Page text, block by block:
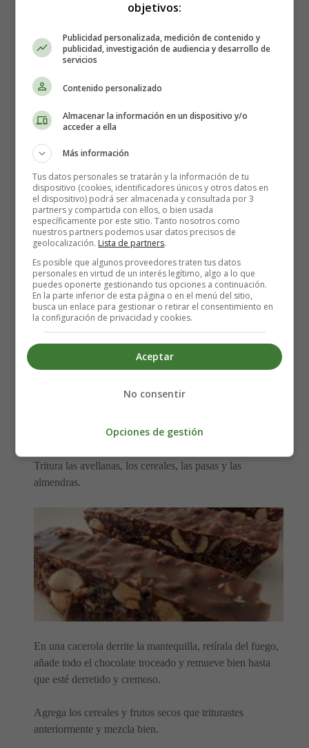
chocolate con leche
y Frutos Secos:
Tritura las avellanas, los cereales, las pasas y las
almendras.
En una cacerola derrite la mantequilla, retírala del fuego,
añade todo el chocolate troceado y remueve bien hasta
que esté derretido y cremoso.
Agrega los cereales y frutos secos que triturastes
anteriormente y mezcla bien.
objetivos:
Publicidad personalizada, medición de contenido y
publicidad, investigación de audiencia y desarrollo de
servicios
Contenido personalizado
Almacenar la información en un dispositivo y/o
acceder a ella
Más información
Tus datos personales se tratarán y la información de tu
dispositivo (cookies, identificadores únicos y otros datos en
el dispositivo) podrá ser almacenada y consultada por 3
partners y compartida con ellos, o bien usada
específicamente por este sitio. Tanto nosotros como
nuestros partners podemos usar datos precisos de
geolocalización. Lista de partners.
Es posible que algunos proveedores traten tus datos
personales en virtud de un interés legítimo, algo a lo que
puedes oponerte gestionando tus opciones a continuación.
En la parte inferior de esta página o en el menú del sitio,
busca un enlace para gestionar o retirar el consentimiento en
la configuración de privacidad y cookies.
Aceptar
No consentir
Opciones de gestión